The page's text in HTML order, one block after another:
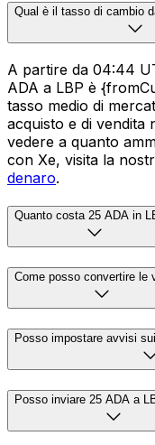
Qual è il tasso di cambio
A partire da 04:44
ADA a LBP è
tasso medio di
acquisto e di vendita
vedere a quanto
con Xe, visita la
denaro.
Quanto costa 25 ADA in
Come posso convertire le
Posso impostare avvisi
Posso inviare 25 ADA a